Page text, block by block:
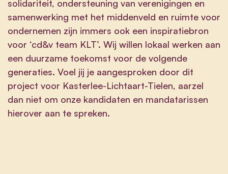
solidariteit, ondersteuning van verenigingen en
samenwerking met het middenveld en ruimte voor
ondernemen zijn immers ook een inspiratiebron
voor ‘cd&v team KLT’. Wij willen lokaal werken aan
een duurzame toekomst voor de volgende
generaties. Voel jij je aangesproken door dit
project voor Kasterlee-Lichtaart-Tielen, aarzel
dan niet om onze kandidaten en mandatarissen
hierover aan te spreken.